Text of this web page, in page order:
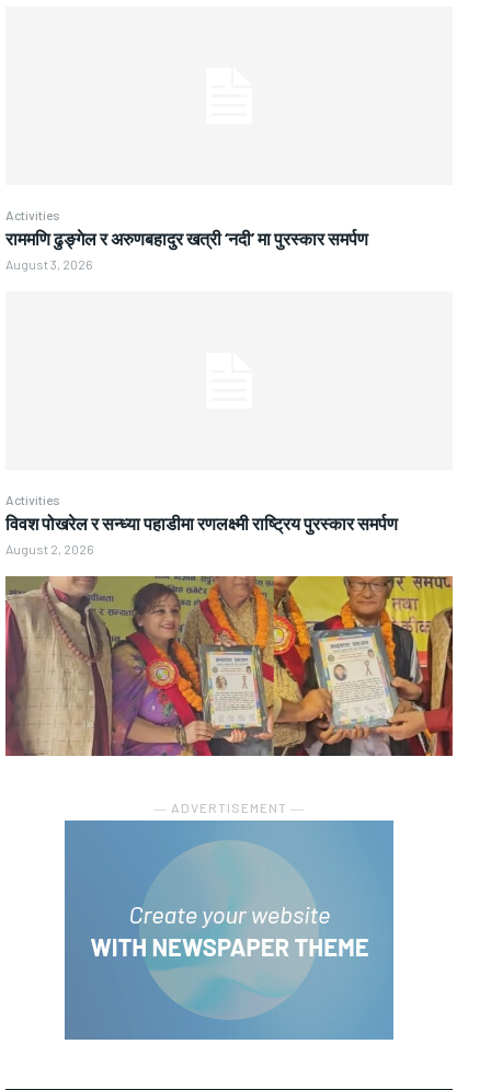
Activities
राममणि ढुङ्गेल र अरुणबहादुर खत्री ‘नदी’ मा पुरस्कार समर्पण
August 3, 2026
Activities
विवश पोखरेल र सन्ध्या पहाडीमा रणलक्ष्मी राष्ट्रिय पुरस्कार समर्पण
August 2, 2026
― ADVERTISEMENT ―